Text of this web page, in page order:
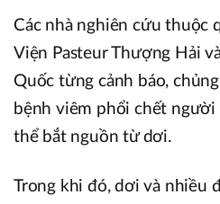
Các nhà nghiên cứu thuộc
Viện Pasteur Thượng Hải
Quốc từng cảnh báo,
bệnh viêm phổi chết người
thể bắt nguồn từ dơi.
Trong khi đó, dơi và nhiều